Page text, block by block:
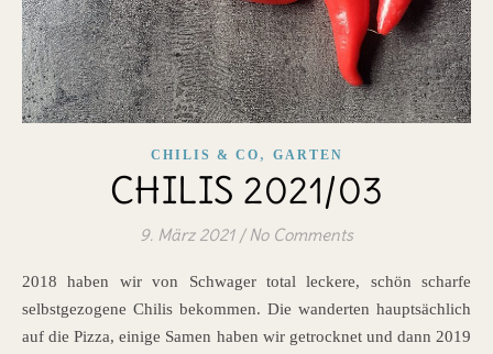
CHILIS & CO , GARTEN
CHILIS 2021/03
9. März 2021 / No Comments
2018 haben wir von Schwager total leckere, schön scharfe
selbstgezogene Chilis bekommen. Die wanderten hauptsächlich
auf die Pizza, einige Samen haben wir getrocknet und dann 2019